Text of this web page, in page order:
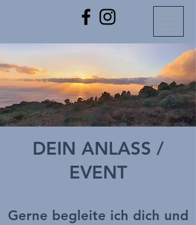
DEIN ANLASS /
EVENT
Gerne begleite ich dich und